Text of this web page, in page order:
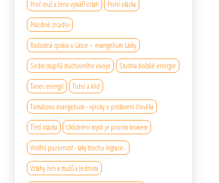
Proč muž a žena vytváří vztah První otázka
Prázdné zrcadlo
Radostná zpráva o Lásce – evangelium Lásky
Sedm stupňů duchovního vıvoje Studna božské energie
Tanec energií Ticho a klid
Tomášovo evangelium - výroky o postavení člověka
Třetí otázka Uklidnění mysli je prvním krokem
Vnitřní pozornost - taky trochu legrace..
Vztahy žen a mužů a Jednota